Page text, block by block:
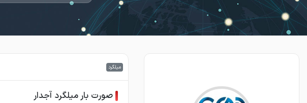
میلگرد
صورت بار میلگرد آجدار